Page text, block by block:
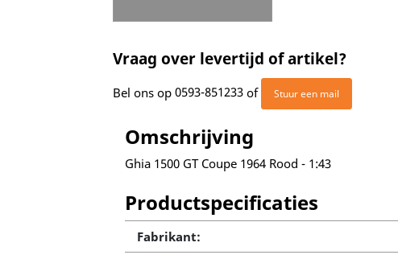
Vraag over levertijd of artikel?
Bel ons op 0593-851233 of Stuur een mail
Omschrijving
Ghia 1500 GT Coupe 1964 Rood - 1:43
Productspecificaties
Fabrikant: